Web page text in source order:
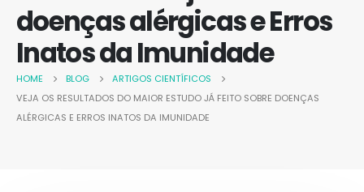
doenças alérgicas e Erros
Inatos da Imunidade
HOME BLOG
ARTIGOS CIENTÍFICOS
VEJA OS RESULTADOS DO MAIOR ESTUDO JÁ FEITO SOBRE DOENÇAS
ALÉRGICAS E ERROS INATOS DA IMUNIDADE